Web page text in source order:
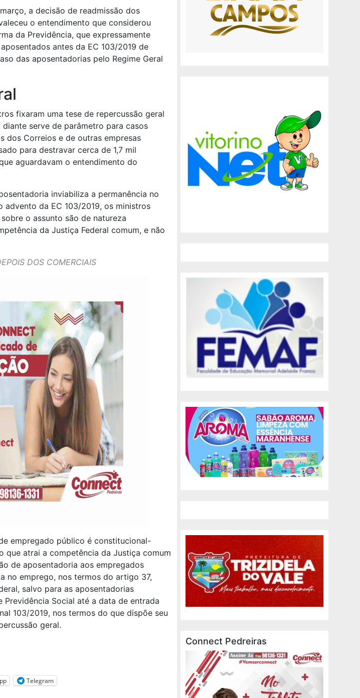
a decisão de readmissão dos
o entendimento que considerou
da Previdência, que expressamente
antes da EC 103/2019 de
das aposentadorias pelo Regime Geral
fixaram uma tese de repercussão geral
serve de parâmetro para casos
dos Correios e de outras empresas
para destravar cerca de 1,7 mil
aguardavam o entendimento do
inviabiliza a permanência no
da EC 103/2019, os ministros
o assunto são de natureza
da Justiça Federal comum, e não
DOS COMERCIAIS
empregado público é constitucional-
que atrai a competência da Justiça comum
de aposentadoria aos empregados
no emprego, nos termos do artigo 37,
salvo para as aposentadorias
Previdência Social até a data de entrada
103/2019, nos termos do que dispõe seu
geral.
Telegram
Connect Pedreiras